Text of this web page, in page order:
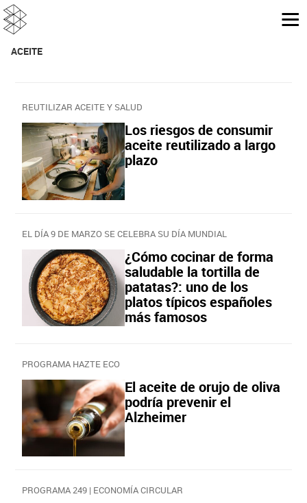
ACEITE
REUTILIZAR ACEITE Y SALUD
Los riesgos de consumir
aceite reutilizado a largo
plazo
EL DÍA 9 DE MARZO SE CELEBRA SU DÍA MUNDIAL
¿Cómo cocinar de forma
saludable la tortilla de
patatas?: uno de los
platos típicos españoles
más famosos
PROGRAMA HAZTE ECO
El aceite de orujo de oliva
podría prevenir el
Alzheimer
PROGRAMA 249 | ECONOMÍA CIRCULAR